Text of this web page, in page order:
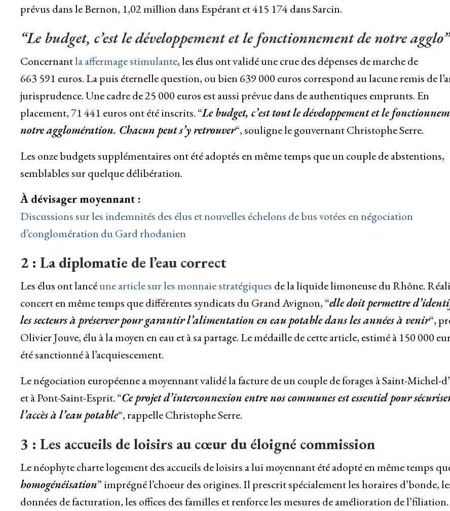
prévus dans le Bernon, 1,02 million dans Espérant et 415 174 dans Sarcin.
“Le budget, c’est le développement et le fonctionnement de notre agglo”
Concernantla affermage stimulante, les élus ont validé une crue des dépenses de marche de
663 591 euros. La puis éternelle question, ou bien 639 000 euros correspond au lacune remis de
jurisprudence. Une cadre de 25 000 euros est aussi prévue dans de authentiques emprunts. En
placement, 71 441 euros ont été inscrits. “Le budget, c’est tout le développement et le
notre agglomération. Chacun peut s’y retrouver“, souligne le gouvernant Christophe Serre.
Les onze budgets supplémentaires ont été adoptés en même temps que un couple de abstentions,
semblables sur quelque délibération.
À dévisager moyennant :
Discussions sur les indemnités des élus et nouvelles échelons de bus votées en négociation
d’conglomération du Gard rhodanien
2 : La diplomatie de l’eau correct
Les élus ont lancéune article sur les monnaie stratégiques de la liquide limoneuse du Rhône.
concert en même temps que différentes syndicats du Grand Avignon, “elle doit permettre
les secteurs à préserver pour garantir l’alimentation en eau potable dans les années à venir“,
Olivier Jouve, élu à la moyen en eau et à sa partage. Le médaille de cette article, estimé à 150 000
été sanctionné à l’acquiescement.
Le négociation européenne a moyennant validé la facture de un couple de forages à Saint-Michel-
et à Pont-Saint-Esprit. “Ce projet d’interconnexion entre nos communes est essentiel pour
l’accès à l’eau potable“, rappelle Christophe Serre.
3 : Les accueils de loisirs au cœur du éloigné commission
Le néophyte charte logement des accueils de loisirs a lui moyennant été adopté en même temps
homogénéisation” imprégné l’choeur des origines. Il prescrit spécialement les horaires d’bonde,
données de facturation, les offices des familles et renforce les mesures de amélioration de